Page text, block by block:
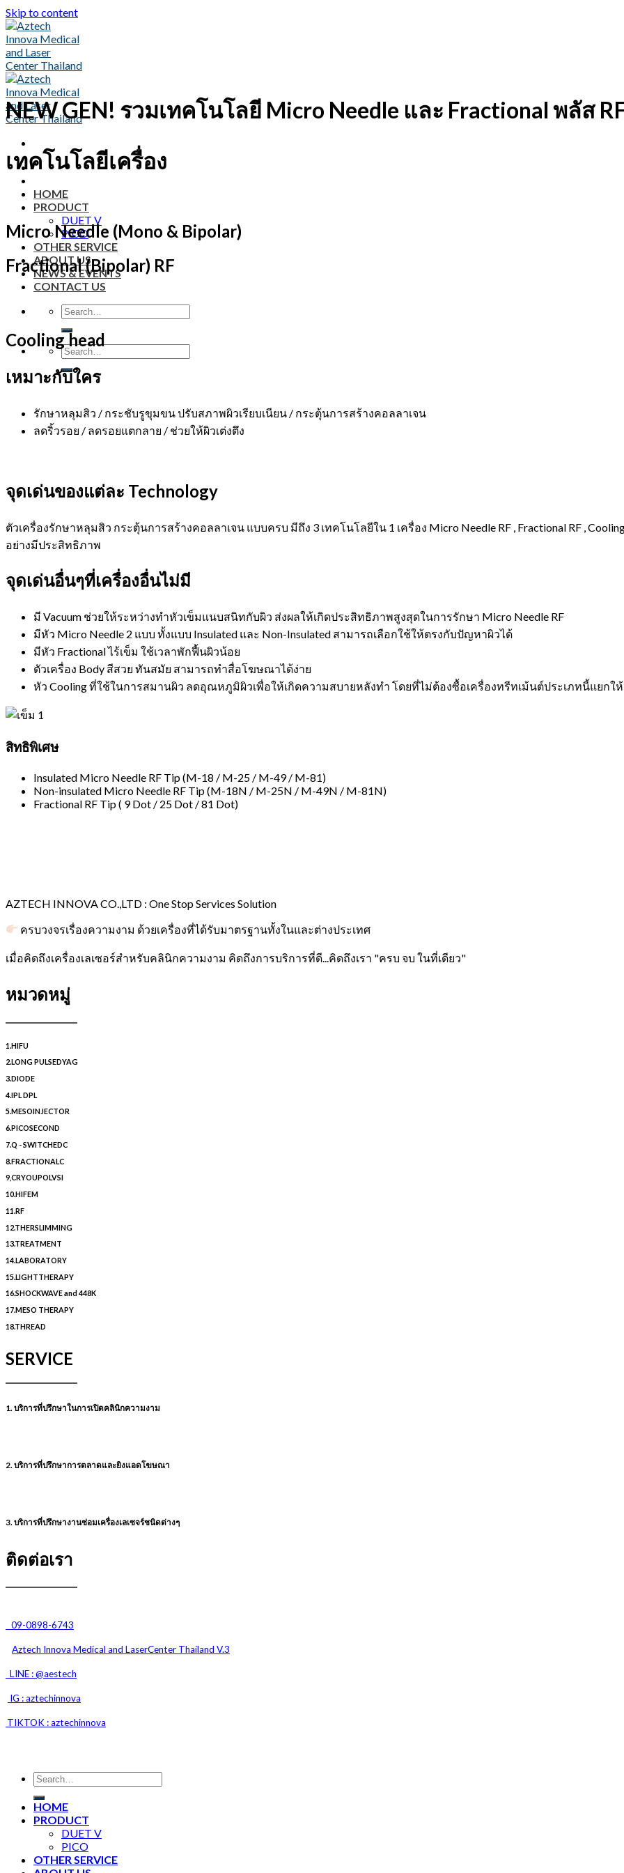
Skip to content
HOME
PRODUCT
DUET V
PICO
OTHER SERVICE
ABOUT US
NEWS & EVENTS
CONTACT US
NEW GEN! รวมเทคโนโลยี Micro Needle และ Fractional พลัส
เทคโนโลยีเครื่อง
Micro Needle (Mono & Bipolar)
Fractional (Bipolar) RF
Cooling head
เหมาะกับใคร
รักษาหลุมสิว / กระชับรูขุมขน ปรับสภาพผิวเรียบเนียน / กระตุ้นการสร้างคอลลาเจน
ลดริ้วรอย / ลดรอยแตกลาย / ช่วยให้ผิวเต่งตึง
จุดเด่นของแต่ละ Technology
ตัวเครื่องรักษาหลุมสิว กระตุ้นการสร้างคอลลาเจน แบบครบ มีถึง 3 เทคโนโลยีใน 1 เครื่อง Micro Needle RF , Fractional RF ,
อย่างมีประสิทธิภาพ
จุดเด่นอื่นๆที่เครื่องอื่นไม่มี
มี Vacuum ช่วยให้ระหว่างทำหัวเข็มแนบสนิทกับผิว ส่งผลให้เกิดประสิทธิภาพสูงสุดในการรักษา Micro Needle RF
มีหัว Micro Needle 2 แบบ ทั้งแบบ Insulated และ Non-Insulated สามารถเลือกใช้ให้ตรงกับปัญหาผิวได้
มีหัว Fractional ไร้เข็ม ใช้เวลาพักฟื้นผิวน้อย
ตัวเครื่อง Body สีสวย ทันสมัย สามารถทำสื่อโฆษณาได้ง่าย
หัว Cooling ที่ใช้ในการสมานผิว ลดอุณหภูมิผิวเพื่อให้เกิดความสบายหลังทำ โดยที่ไม่ต้องซื้อเครื่องทรีทเม้นต์ประเภทนี้แยกใ
สิทธิพิเศษ
Insulated Micro Needle RF Tip (M-18 / M-25 / M-49 / M-81)
Non-insulated Micro Needle RF Tip (M-18N / M-25N / M-49N / M-81N)
Fractional RF Tip ( 9 Dot / 25 Dot / 81 Dot)
AZTECH INNOVA CO.,LTD : One Stop Services Solution
ครบวงจรเรื่องความงาม ด้วยเครื่องที่ได้รับมาตรฐานทั้งในและต่างประเทศ
เมื่อคิดถึงเครื่องเลเซอร์สำหรับคลินิกความงาม คิดถึงการบริการที่ดี...คิดถึงเรา "ครบ จบ ในที่เดียว"
หมวดหมู่
1.HIFU
2.LONG PULSEDYAG
3.DIODE
4.IPL DPL
5.MESOINJECTOR
6.PICOSECOND
7.Q - SWITCHEDC
8.FRACTIONALC
9,CRYOUPOLVSI
10.HIFEM
11.RF
12.THERSLIMMING
13.TREATMENT
14.LABORATORY
15.LIGHTTHERAPY
16.SHOCKWAVE and 448K
17.MESO THERAPY
18.THREAD
SERVICE
1. บริการที่ปรึกษาในการเปิดคลินิกความงาม
2. บริการที่ปรึกษาการตลาดและยิงแอดโฆษณา
3. บริการที่ปรึกษางานซ่อมเครื่องเลเซจร์ชนิดต่างๆ
ติดต่อเรา
09-0898-6743
Aztech Innova Medical and LaserCenter Thailand V.3
LINE : @aestech
IG : aztechinnova
TIKTOK : aztechinnova
HOME
PRODUCT
DUET V
PICO
OTHER SERVICE